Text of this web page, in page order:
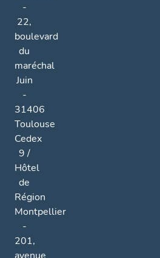
-
22,
boulevard
du
maréchal
Juin
-
31406
Toulouse
Cedex
9 /
Hôtel
de
Région
Montpellier
-
201,